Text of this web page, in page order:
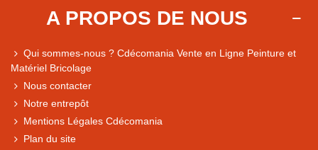
A PROPOS DE NOUS
Qui sommes-nous ? Cdécomania Vente en Ligne Peinture et
Matériel Bricolage
Nous contacter
Notre entrepôt
Mentions Légales Cdécomania
Plan du site